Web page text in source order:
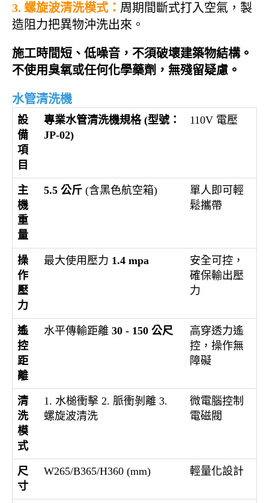
3. 螺旋波清洗模式： 周期間斷式打入空氣，製
造阻力把異物沖洗出來 。
施工時間短、低噪音，不須破壞建築物結構。
不使用臭氧或任何化學藥劑，無殘留疑慮。
水管清洗機
設
備
項
目
專業水管清洗機規格 (型號：
JP-02)
110V 電壓
主
機
重
量
5.5 公斤 (含黑色航空箱)
單人即可輕
鬆攜帶
操
作
壓
力
最大使用壓力 1.4 mpa
安全可控，
確保輸出壓
力
遙
控
距
離
水平傳輸距離 30 - 150 公尺
高穿透力遙
控，操作無
障礙
清
洗
模
式
1. 水槌衝擊 2. 脈衝剝離 3.
螺旋波清洗
微電腦控制
電磁閥
尺
寸
W265/B365/H360 (mm) 輕量化設計